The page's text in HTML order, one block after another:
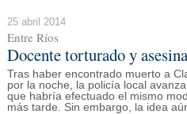
25 abril 2014
Entre Ríos
Docente torturado y
Tras haber encontrado muerto a
por la noche, la policía local
que habría efectuado el mismo
más tarde. Sin embargo, la idea